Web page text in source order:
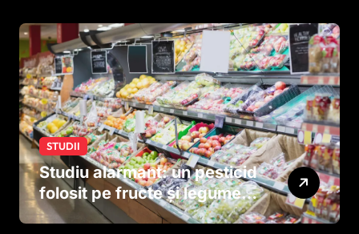
STUDII
Studiu alarmant: un pesticid
folosit pe fructe și legume
ar putea afecta dezvoltarea